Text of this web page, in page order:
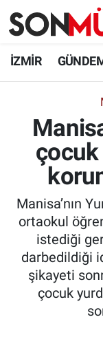
İZMİR
çocuk
Manisa’nın
ortaokul
istediği
darbedildiği
şikayeti
çocuk
İzmir
İzmir
İzmir Trafik
Tüm
Son Dakika
Haber Arşivi